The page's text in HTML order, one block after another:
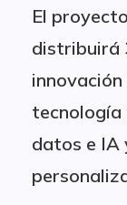
El
distribuirá
innovación
tecnología
datos e IA